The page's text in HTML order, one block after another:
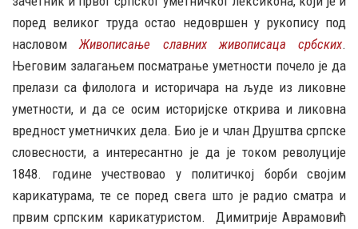
поред великог труда остао недовршен у рукопису под
насловомЖивописање славних живописаца србских.
Његовим залагањем посматрање уметности почело је да
прелази са филолога и историчара на људе из ликовне
уметности, и да се осим историјске открива и ликовна
вредност уметничких дела. Био је и члан Друштва српске
словесности, а интересантно је да је током револуције
1848. године учествовао у политичкој борби својим
карикатурама, те се поред свега што је радио сматра и
првим српским карикатуристом. Димитрије Аврамовић